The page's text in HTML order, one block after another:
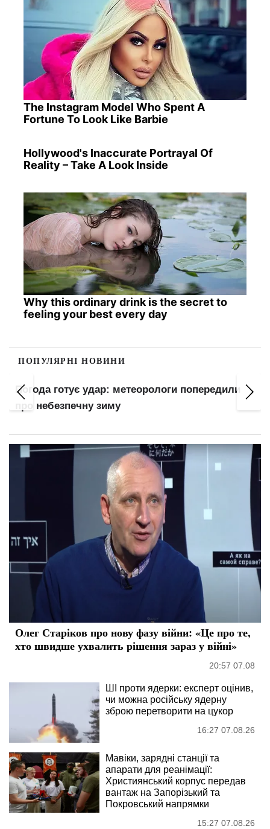
The Instagram Model Who Spent A
Fortune To Look Like Barbie
Hollywood's Inaccurate Portrayal Of
Reality – Take A Look Inside
Why this ordinary drink is the secret to
feeling your best every day
ПОПУЛЯРНІ НОВИНИ
Погода готує удар: метеорологи попередили
про небезпечну зиму
Олег Старіков про нову фазу війни: «Це про те,
хто швидше ухвалить рішення зараз у війні»
20:57 07.08
ШІ проти ядерки: експерт оцінив,
чи можна російську ядерну
зброю перетворити на цукор
16:27 07.08.26
Мавіки, зарядні станції та
апарати для реанімації:
Християнський корпус передав
вантаж на Запорізький та
Покровський напрямки
15:27 07.08.26